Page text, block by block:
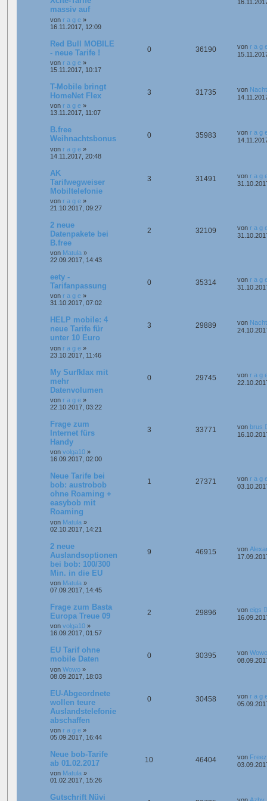
massiv auf
von r a g e »
16.11.2017, 12:09
Red Bull MOBILE
- neue Tarife !
von r a g e »
15.11.2017, 10:17
0 36190 von r a g
T-Mobile bringt
HomeNet Flex
von r a g e »
13.11.2017, 11:07
3 31735 von
B.free
Weihnachtsbonus
von r a g e »
14.11.2017, 20:48
0 35983 von r a g
AK
Tarifwegweiser
Mobiltelefonie
von r a g e »
21.10.2017, 09:27
3 31491 von r a g
2 neue
Datenpakete bei
B.free
von Matula »
22.09.2017, 14:43
2 32109 von r a g
eety -
Tarifanpassung
von r a g e »
31.10.2017, 07:02
0 35314 von r a g
HELP mobile: 4
neue Tarife für
unter 10 Euro
von r a g e »
23.10.2017, 11:46
3 29889 von
My Surfklax mit
mehr
Datenvolumen
von r a g e »
22.10.2017, 03:22
0 29745 von r a g
Frage zum
Internet fürs
Handy
von volga10 »
16.09.2017, 02:00
3 33771 von brus
Neue Tarife bei
bob: austrobob
ohne Roaming +
easybob mit
Roaming
von Matula »
02.10.2017, 14:21
1 27371 von r a g
2 neue
Auslandsoptionen
bei bob: 100/300
Min. in die EU
von Matula »
07.09.2017, 14:45
9 46915 von
Frage zum Basta
Europa Treue 09
von volga10 »
16.09.2017, 01:57
2 29896 von eigs
EU Tarif ohne
mobile Daten
von Wowo »
08.09.2017, 18:03
0 30395 von Wowo
EU-Abgeordnete
wollen teure
Auslandstelefonie
abschaffen
von r a g e »
05.09.2017, 16:44
0 30458 von r a g
Neue bob-Tarife
ab 01.02.2017
von Matula »
01.02.2017, 15:26
10 46404 von
Gutschrift Nüvi